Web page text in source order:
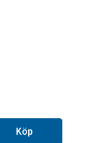
Köp